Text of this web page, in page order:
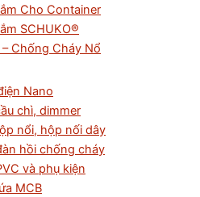
Cho Container
SCHUKO®
Chống Cháy Nổ
Nano
chì, dimmer
nổi, hộp nối dây
hồi chống cháy
và phụ kiện
MCB